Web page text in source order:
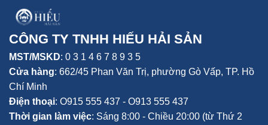
CÔNG TY TNHH HIẾU HẢI SẢN
MST/MSKD: 0 3 1 4 6 7 8 9 3 5
Cửa hàng: 662/45 Phan Văn Trị, phường Gò Vấp, TP. Hồ
Chí Minh
Điện thoại: O915 555 437 - O913 555 437
Thời gian làm việc: Sáng 8:00 - Chiều 20:00 (từ Thứ 2